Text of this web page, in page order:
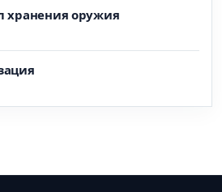
хранения оружия